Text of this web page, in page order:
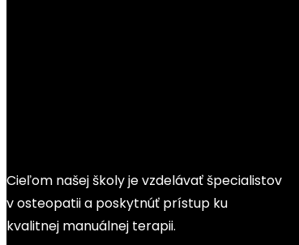
Cieľom našej školy je vzdelávať špecialistov
v osteopatii a poskytnúť prístup ku
kvalitnej manuálnej terapii.